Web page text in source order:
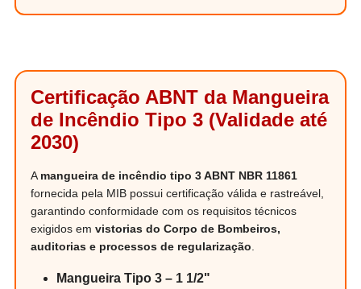
Certificação ABNT da Mangueira
de Incêndio Tipo 3 (Validade até
2030)
A mangueira de incêndio tipo 3 ABNT NBR 11861
fornecida pela MIB possui certificação válida e rastreável,
garantindo conformidade com os requisitos técnicos
exigidos em vistorias do Corpo de Bombeiros,
auditorias e processos de regularização
Mangueira Tipo 3 – 1 1/2"